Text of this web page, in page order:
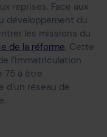
reprises. Face aux
développement du
les missions du
de la réforme. Cette
l’immatriculation
75 à être
d’un réseau de